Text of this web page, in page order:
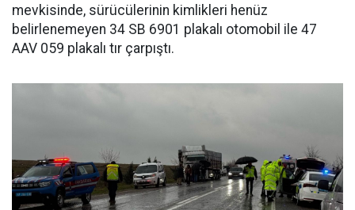
mevkisinde, sürücülerinin kimlikleri henüz
belirlenemeyen 34 SB 6901 plakalı otomobil ile 47
AAV 059 plakalı tır çarpıştı.